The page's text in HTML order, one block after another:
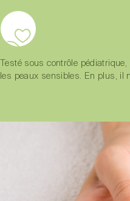
Testé sous contrôle
les peaux sensibles. En plus, il